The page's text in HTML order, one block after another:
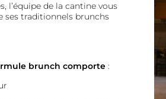
l’équipe de la cantine vous
ses traditionnels brunchs
brunch comporte :